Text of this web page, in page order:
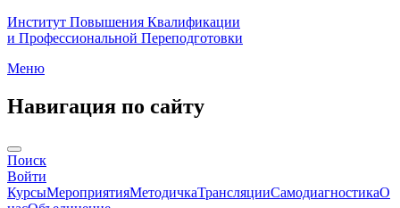
Институт Повышения Квалификации
и Профессиональной Переподготовки
Меню
Навигация по сайту
Поиск
Войти
КурсыМероприятияМетодичкаТрансляцииСамодиагностикаО